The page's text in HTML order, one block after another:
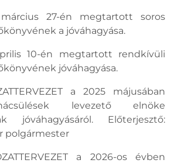
27-én megtartott soros
a jóváhagyása.
10-én megtartott rendkívüli
jóváhagyása.
a 2025 májusában
levezető elnöke
jóváhagyásáról. Előterjesztő:
polgármester
a 2026-os évben